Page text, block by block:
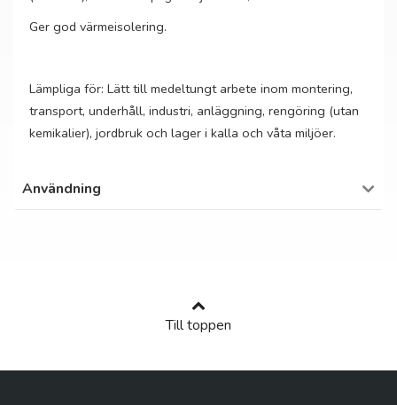
Ger god värmeisolering.
Lämpliga för: Lätt till medeltungt arbete inom montering,
transport, underhåll, industri, anläggning, rengöring (utan
kemikalier), jordbruk och lager i kalla och våta miljöer.
Användning
Till toppen